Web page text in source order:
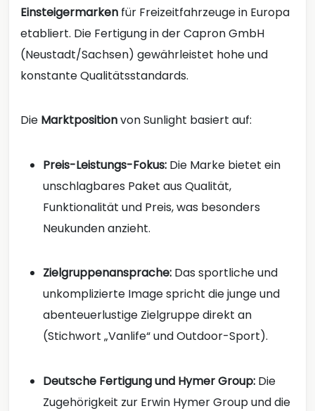
Einsteigermarken für Freizeitfahrzeuge in Europa
etabliert. Die Fertigung in der Capron GmbH
(Neustadt/Sachsen) gewährleistet hohe und
konstante Qualitätsstandards.
Die Marktpositionvon Sunlight basiert auf:
Preis-Leistungs-Fokus: Die Marke bietet ein
unschlagbares Paket aus Qualität,
Funktionalität und Preis, was besonders
Neukunden anzieht.
Zielgruppenansprache: Das sportliche und
unkomplizierte Image spricht die junge und
abenteuerlustige Zielgruppe direkt an
(Stichwort „Vanlife“ und Outdoor-Sport).
Deutsche Fertigung und Hymer Group: Die
Zugehörigkeit zur Erwin Hymer Group und die